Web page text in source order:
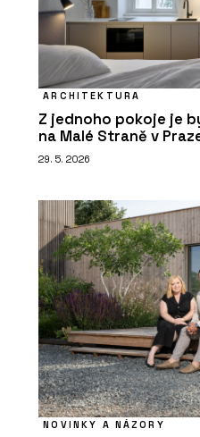
ARCHITEKTURA
Z jednoho pokoje je
na Malé Straně v
29. 5. 2026
NOVINKY A NÁZORY